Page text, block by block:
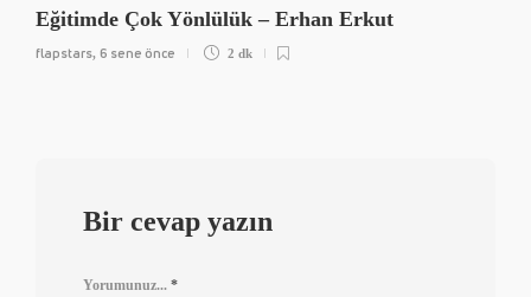
Eğitimde Çok Yönlülük – Erhan Erkut
flapstars, 6 sene önce 2 dk
Bir cevap yazın
Yorumunuz... *